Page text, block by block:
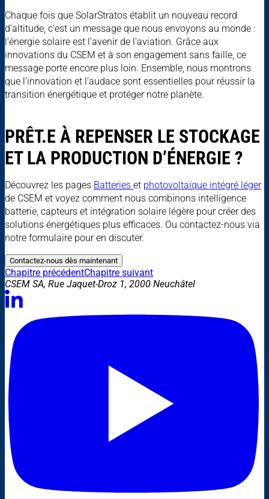
Chaque fois que SolarStratos établit un nouveau record
d’altitude, c’est un message que nous envoyons au monde :
l’énergie solaire est l’avenir de l’aviation. Grâce aux
innovations du CSEM et à son engagement sans faille, ce
message porte encore plus loin. Ensemble, nous montrons
que l’innovation et l’audace sont essentielles pour réussir la
transition énergétique et protéger notre planète.
PRÊT.E À REPENSER LE STOCKAGE
ET LA PRODUCTION D’ÉNERGIE ?
Découvrez les pages Batteries et photovoltaïque intégré léger
de CSEM et voyez comment nous combinons intelligence
batterie, capteurs et intégration solaire légère pour créer des
solutions énergétiques plus efficaces. Ou contactez-nous via
notre formulaire pour en discuter.
Contactez-nous dès maintenant
Chapitre précédentChapitre suivant
CSEM SA, Rue Jaquet-Droz 1, 2000 Neuchâtel